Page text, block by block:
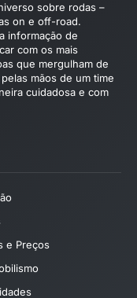
sobre rodas –
on e off-road.
informação de
com os mais
que mergulham de
mãos de um time
cuidadosa e com
e Preços